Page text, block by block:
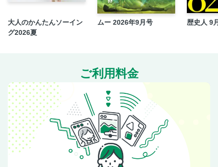
大人のかんたんソーイン
グ2026夏
ムー 2026年9月号 歴史人 9
ご利用料金